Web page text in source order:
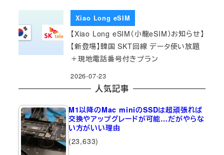
Xiao Long eSIM
【Xiao Long eSIM（小龍eSIM）お知らせ】
【新登場】韓国 SKT回線 データ使い放題
＋現地電話番号付きプラン
2026-07-23
人気記事
M1以降のMac miniのSSDは超頑張れば
交換やアップグレードが可能…だがやらな
い方がいい理由
(23,633)